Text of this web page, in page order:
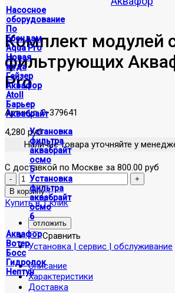
Насосное
оборудование
По
брендам
Aqua Pro
Новая
вода
Гейзер
Аквафор
Atoll
Барьер
Аквабрайт
Установка
фильтра
аквабрайт
осмо
5
Установка
фильтра
аквабрайт
осмо
6
Аквафор
Вотер
Босс
Гидролок
Нептун
Комплект модулей
фильтрующих
Pro
Артикул:0-379641
4,280 руб
Наличие товара уточняйте у
С доставкой по Москве за 800.00 руб
Купить в 1 клик
отложить
Сравнить
Установка | сервис | обслуживание
Описание
Характеристики
Доставка